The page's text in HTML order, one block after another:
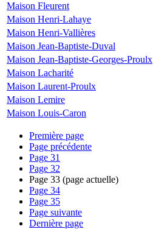
Maison Fleurent
Maison Henri-Lahaye
Maison Henri-Vallières
Maison Jean-Baptiste-Duval
Maison Jean-Baptiste-Georges-Proulx
Maison Lacharité
Maison Laurent-Proulx
Maison Lemire
Maison Louis-Caron
Première page
Page précédente
Page 31
Page 32
Page 33 (page actuelle)
Page 34
Page 35
Page suivante
Dernière page